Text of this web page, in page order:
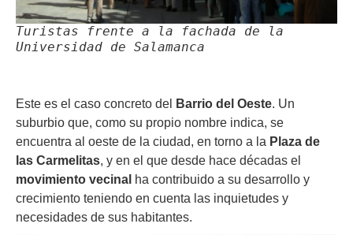
Turistas frente a la fachada de la
Universidad de Salamanca
Este es el caso concreto del Barrio del Oeste. Un
suburbio que, como su propio nombre indica, se
encuentra al oeste de la ciudad, en torno a la Plaza de
las Carmelitas, y en el que desde hace décadas el
movimiento vecinal ha contribuido a su desarrollo y
crecimiento teniendo en cuenta las inquietudes y
necesidades de sus habitantes.